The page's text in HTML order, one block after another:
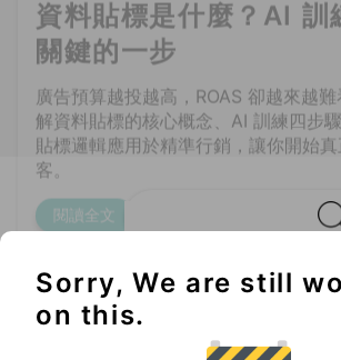
客。
閱讀全文
Not to be
Sorry, We are still
on this.